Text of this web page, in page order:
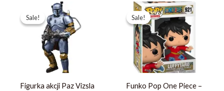
Sale!
Sale!
Figurka akcji Paz Vizsla
Pierwotna
cena
wynosiła:
251,99 zł.
wynosi:
179,99 zł.
Sale!
Sale!
Funko Pop One Piece –
Pierwotna
cena
wynosiła:
444,59 zł.
Aktualna
cena
wynosi:
341,99 zł.